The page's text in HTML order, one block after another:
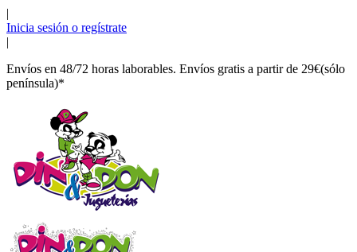
|
Inicia sesión o regístrate
|
Envíos en 48/72 horas laborables. Envíos gratis a partir de 29€(sólo
península)*